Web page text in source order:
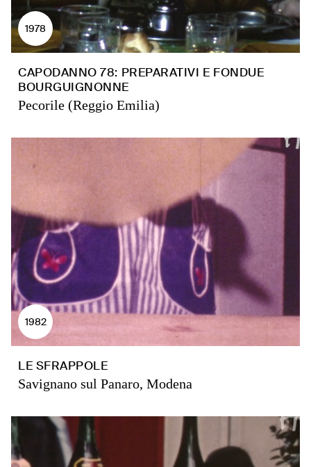
1978
CAPODANNO 78: PREPARATIVI E FONDUE
BOURGUIGNONNE
Pecorile (Reggio Emilia)
1982
LE SFRAPPOLE
Savignano sul Panaro, Modena